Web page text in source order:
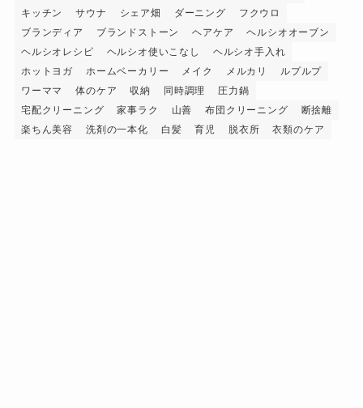
キッチン
サウナ シェア畑 ダーニング
フクウロ
ブランディア
ブランドストーン ヘアケア
ヘルシオオーブン
ヘルシオレシピ
ヘルシオ使いこなし
ヘルシオ手入れ
ホットヨガ
ホームベーカリー メイク メルカリ
ルプルプ
ワーママ
体のケア 収納 同時調理
圧力鍋
宅配クリーニング
家事ラク 山善 布団クリーニング
断捨離
楽ちん美容
洗剤の一本化 白髪 育児 脱衣所 衣類のケア